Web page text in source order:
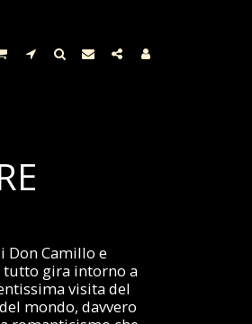
Don Camillo e
tutto gira intorno a
visita del
mondo, davvero